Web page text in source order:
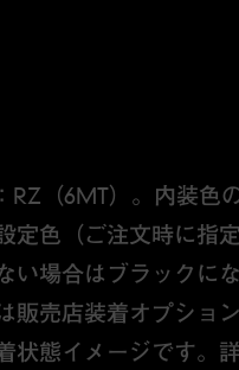
RZ（6MT）。内装色
定色（ご注文時に指
い場合はブラックにな
販売店装着オプショ
状態イメージです。